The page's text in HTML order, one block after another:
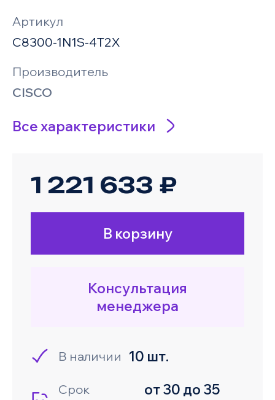
Артикул
C8300-1N1S-4T2X
Производитель
CISCO
Все характеристики
1 221 633 ₽
В корзину
Консультация
менеджера
В наличии 10 шт.
Срок
от 30 до 35